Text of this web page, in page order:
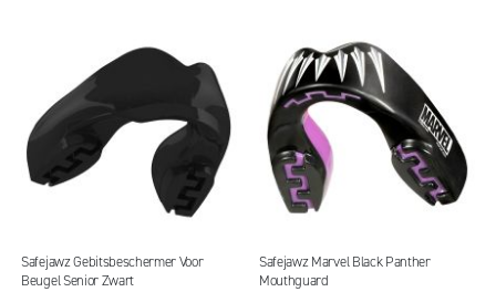
Safejawz Gebitsbeschermer Voor
Beugel Senior Zwart
Safejawz Marvel Black Panther
Mouthguard